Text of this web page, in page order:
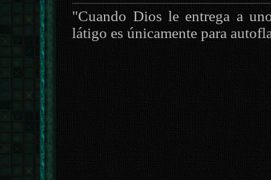
"Cuando Dios le entrega a
látigo es únicamente para